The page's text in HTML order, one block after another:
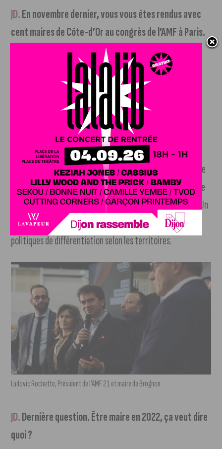
JD.En novembre dernier, vous vous êtes rendus avec
cent maires de Côte-d’Or au congrès de l’AMF à Paris.
Quel message avez-vous souhaité faire passer au
Le message primordial que j’ai souhaité faire passer
était le devenir des espaces ruraux, qui concerne 51% des
communes de France et environ une commune sur trois en
Côte-d’Or. Le président de l’AMF national, David Lisnard
(maire LR de Cannes, ndlr), m’a confié une mission nationale
sur le devenir desZRR (Zone de revitalisation rurale). Ce
sont des dispositifs pour aider la ruralité à se développer. Un
des enjeux aujourd’hui, c’est de réussir à trouver des
politiques de différentiation selon les territoires.
Ludovic Rochette, Président de l’AMF 21 et maire de Brognon.
JD.Dernière question. Être maire en 2022, ça veut dire
quoi ?